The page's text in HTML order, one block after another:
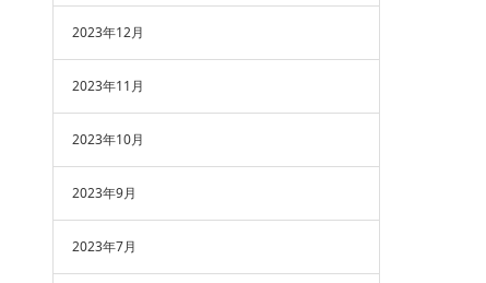
2023年12月
2023年11月
2023年10月
2023年9月
2023年7月